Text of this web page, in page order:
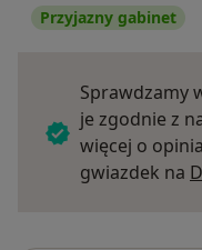
Przyjazny gabinet
Sprawdzamy
je zgodnie z
więcej o
gwiazdek na